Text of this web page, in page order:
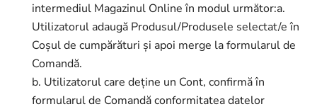
intermediul Magazinul Online în modul următor:a.
Utilizatorul adaugă Produsul/Produsele selectat/e în
Coșul de cumpărături și apoi merge la formularul de
Comandă.
b. Utilizatorul care deține un Cont, confirmă în
formularul de Comandă conformitatea datelor